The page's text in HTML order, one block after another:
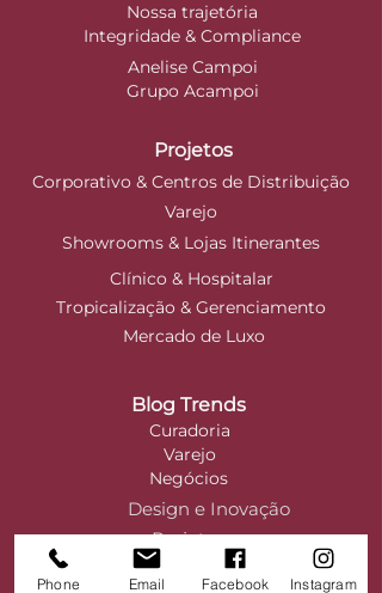
Nossa trajetória
Integridade & Compliance
Anelise Campoi
Grupo Acampoi
Projetos
Corporativo & Centros de Distribuição
Varejo
Showrooms & Lojas Itinerantes
Clínico & Hospitalar
Tropicalização & Gerenciamento
Mercado de Luxo
Blog Trends
Curadoria
Varejo
Negócios
Design e Inovação
Projetos
Phone Email Facebook Instagram